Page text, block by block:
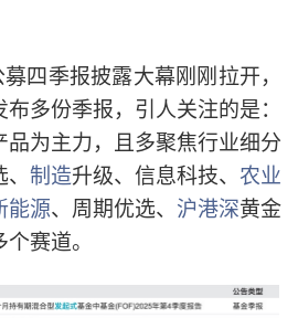
四季报披露大幕刚刚拉开，
多份季报，引人关注的是：
为主力，且多聚焦行业细分
制造升级、信息科技、 农业
能源、周期优选、 沪港深黄金
赛道。